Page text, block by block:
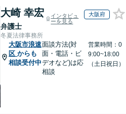
大崎 幸宏
弁護士
インタビュ
ーを見る
大阪府
冬夏法律事務所
大阪市浪速
区 からも
相談受付中
面談方法(対
面・電話・ビ
デオなど)は応
相談
営業時間：0
9:00~18:00
（土日祝日）